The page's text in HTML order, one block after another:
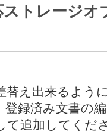
ストレージオ
替え出来るよう
登録済み文書の
て追加してくだ